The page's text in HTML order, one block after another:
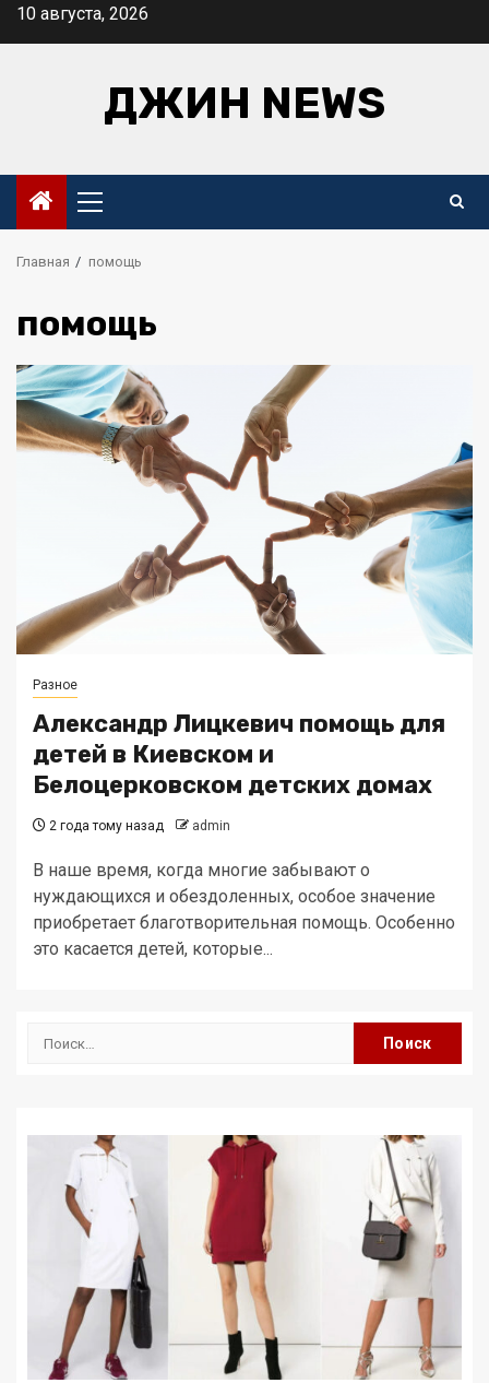
Перейти
10 августа, 2026
ДЖИН NEWS
Основное
меню
Главная помощь
помощь
Разное
Александр Лицкевич помощь для
детей в Киевском и
Белоцерковском детских домах
2 года тому назад admin
В наше время, когда многие забывают о
нуждающихся и обездоленных, особое значение
приобретает благотворительная помощь. Особенно
это касается детей, которые...
Найти: